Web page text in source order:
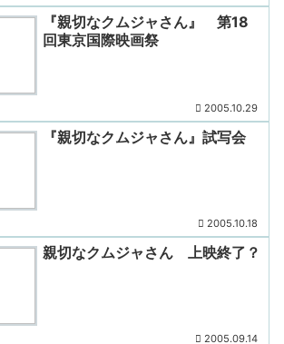
『親切なクムジャさん』 第18
回東京国際映画祭
2005.10.29
『親切なクムジャさん』試写会
2005.10.18
親切なクムジャさん 上映終了？
2005.09.14